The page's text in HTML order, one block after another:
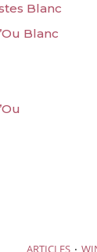
Blanc
Blanc
ARTICLES ·